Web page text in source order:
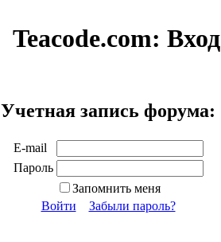
Teacode.com: Вход
Учетная запись форума:
E-mail
Пароль
Запомнить меня
Войти
Забыли пароль?